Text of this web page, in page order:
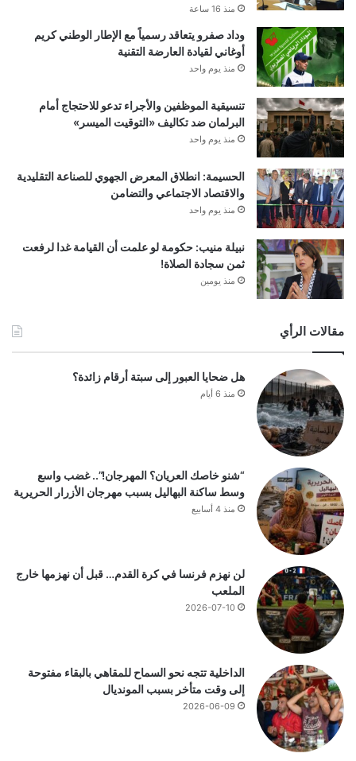
منذ 16 ساعة
وداد صفرو يتعاقد رسمياً مع الإطار الوطني كريم
أوغاني لقيادة العارضة التقنية
منذ يوم واحد
تنسيقية الموظفين والأجراء تدعو للاحتجاج أمام
البرلمان ضد تكاليف «التوقيت الميسر»
منذ يوم واحد
الحسيمة: انطلاق المعرض الجهوي للصناعة التقليدية
والاقتصاد الاجتماعي والتضامن
منذ يوم واحد
نبيلة منيب: حكومة لو علمت أن القيامة غدا لرفعت
ثمن سجادة الصلاة!
منذ يومين
مقالات الرأي
هل ضحايا العبور إلى سبتة أرقام زائدة؟
منذ 6 أيام
“شنو خاصك العريان؟ المهرجان!”.. غضب واسع
وسط ساكنة البهاليل بسبب مهرجان الأزرار الحريرية
منذ 4 أسابيع
لن نهزم فرنسا في كرة القدم… قبل أن نهزمها خارج
الملعب
2026-07-10
الداخلية تتجه نحو السماح للمقاهي بالبقاء مفتوحة
إلى وقت متأخر بسبب المونديال
2026-06-09